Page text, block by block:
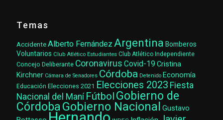
Temas
AccidenteAlberto Fernández Argentina Bomberos
Voluntarios Club Atlético Estudiantes Club Atlético Independiente
Concejo Deliberante Coronavirus Covid-19 Cristina
Kirchner Cámara de Senadores Córdoba Detenido Economía
Educación Elecciones 2021 Elecciones 2023 Fiesta
Nacional del Maní Fútbol Gobierno de
CórdobaGobierno Nacional Gustavo